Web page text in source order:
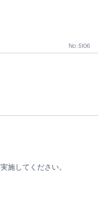
No : 5106
施してください。